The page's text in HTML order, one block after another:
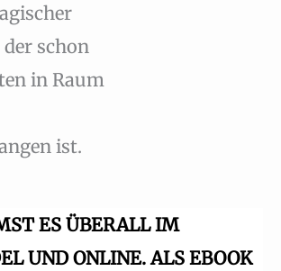
der schon
in Raum
ist.
ES ÜBERALL IM
UND ONLINE. ALS EBOOK